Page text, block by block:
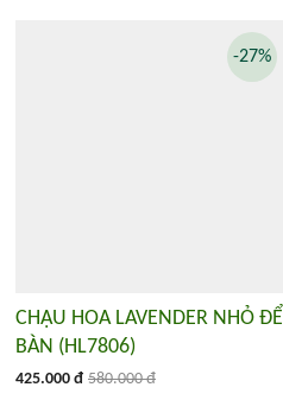
CHẬU HOA LAVENDER NHỎ ĐỂ
BÀN (HL7806)
425.000 đ 580.000 đ
-27%